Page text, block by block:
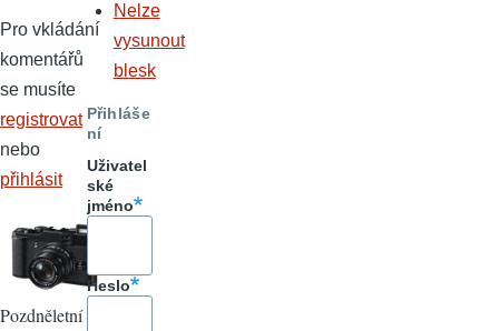
Pro vkládání
komentářů
se musíte
registrovat
nebo
přihlásit
Pozdněletní
Nelze
vysunout
blesk
Přihláše
ní
Uživatel
ské
jméno
Heslo